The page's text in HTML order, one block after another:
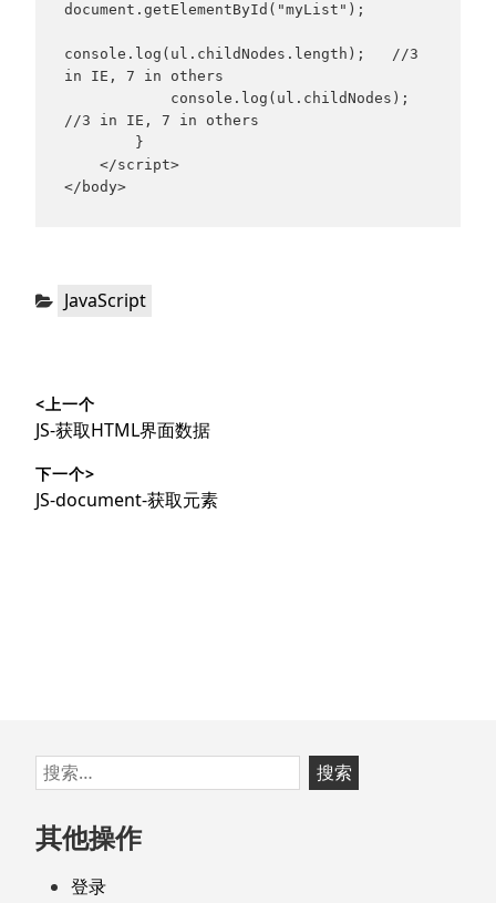
document.getElementById("myList");
console.log(ul.childNodes.length);   //3
in IE, 7 in others
//3 in IE, 7 in others
</body>
分
JavaScript
章
导
航
<上一个
上
文
章：
JS-获取HTML界面数据
下一个>
下
JS-document-获取元素
跳
至
页
脚
搜
索：
其他操作
登录